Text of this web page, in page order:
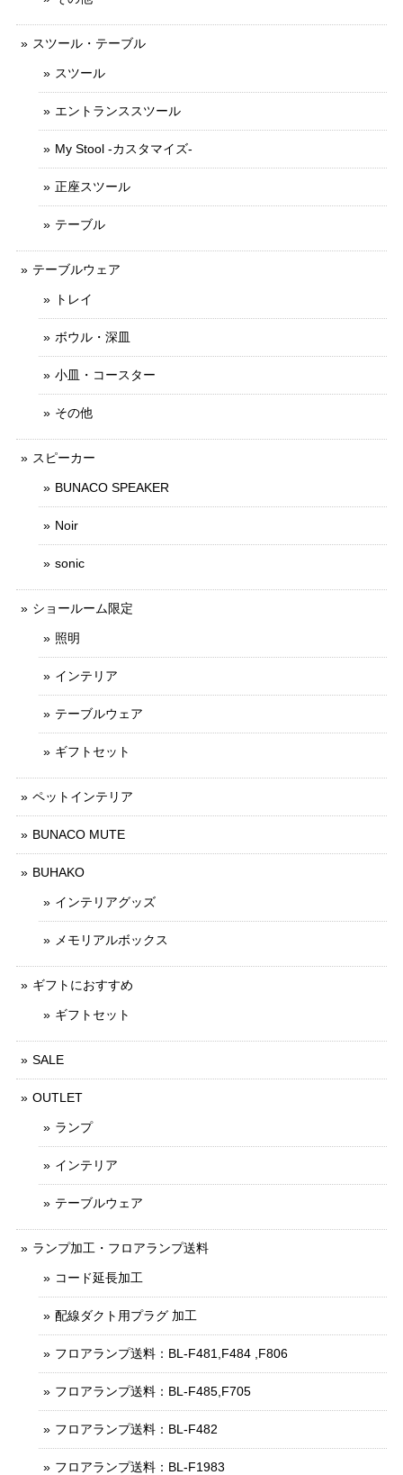
スツール・テーブル
スツール
エントランススツール
My Stool -カスタマイズ-
正座スツール
テーブル
テーブルウェア
トレイ
ボウル・深皿
小皿・コースター
その他
スピーカー
BUNACO SPEAKER
Noir
sonic
ショールーム限定
照明
インテリア
テーブルウェア
ギフトセット
ペットインテリア
BUNACO MUTE
BUHAKO
インテリアグッズ
メモリアルボックス
ギフトにおすすめ
ギフトセット
SALE
OUTLET
ランプ
インテリア
テーブルウェア
ランプ加工・フロアランプ送料
コード延長加工
配線ダクト用プラグ 加工
フロアランプ送料：BL-F481,F484 ,F806
フロアランプ送料：BL-F485,F705
フロアランプ送料：BL-F482
フロアランプ送料：BL-F1983